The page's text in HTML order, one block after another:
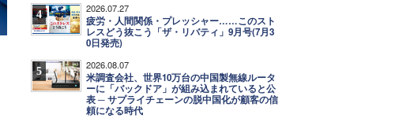
4 2026.07.27
疲労・人間関係・プレッシャー……このスト
レスどう抜こう「ザ・リバティ」9月号(7月3
0日発売)
5 2026.08.07
米調査会社、世界10万台の中国製無線ルータ
ーに「バックドア」が組み込まれていると公
表 ─ サプライチェーンの脱中国化が顧客の信
頼になる時代